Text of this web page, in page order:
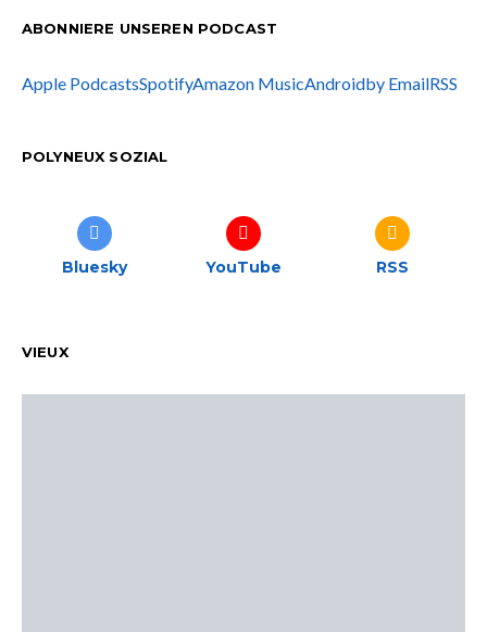
ABONNIERE UNSEREN PODCAST
Apple PodcastsSpotifyAmazon MusicAndroidby EmailRSS
POLYNEUX SOZIAL
Bluesky YouTube RSS
VIEUX